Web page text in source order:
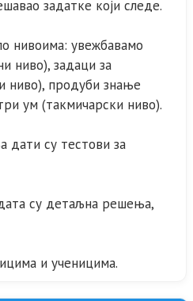
задатке који следе.
нивоима: увежбавамо
ниво), задаци за
ниво), продуби знање
ум (такмичарски ниво).
дати су тестови за
су детаљна решења,
и ученицима.